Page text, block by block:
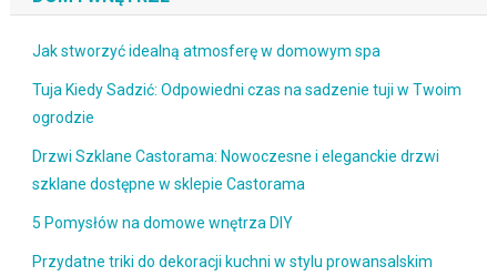
Jak stworzyć idealną atmosferę w domowym spa
Tuja Kiedy Sadzić: Odpowiedni czas na sadzenie tuji w Twoim
ogrodzie
Drzwi Szklane Castorama: Nowoczesne i eleganckie drzwi
szklane dostępne w sklepie Castorama
5 Pomysłów na domowe wnętrza DIY
Przydatne triki do dekoracji kuchni w stylu prowansalskim